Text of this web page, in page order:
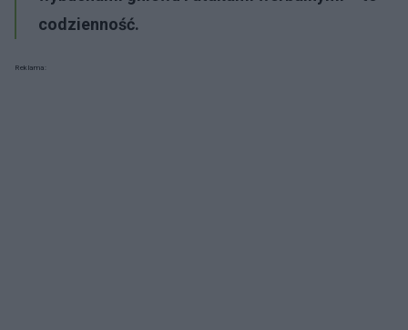
codzienność.
Reklama: